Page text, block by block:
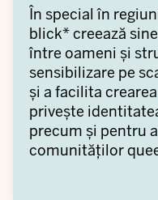
În special în
blick* creează
între oameni și
sensibilizare pe
și a facilita
privește
precum și pentru
comunităților